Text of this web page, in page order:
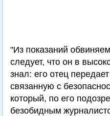
"Из показаний
следует, что он в
знал: его отец
связанную с
который, по его
безобидным